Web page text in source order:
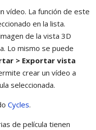
vídeo. La función de este
en la lista.
de la vista 3D
Lo mismo se puede
> Exportar vista
crear un vídeo a
seleccionada.
Cycles.
de película tienen